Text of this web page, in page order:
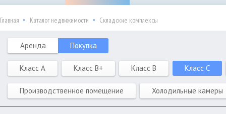
Главная Каталог недвижимости Складские комплексы
Аренда Покупка
Класс A Класс B+ Класс B Класс C
Производственное помещение Холодильные камеры